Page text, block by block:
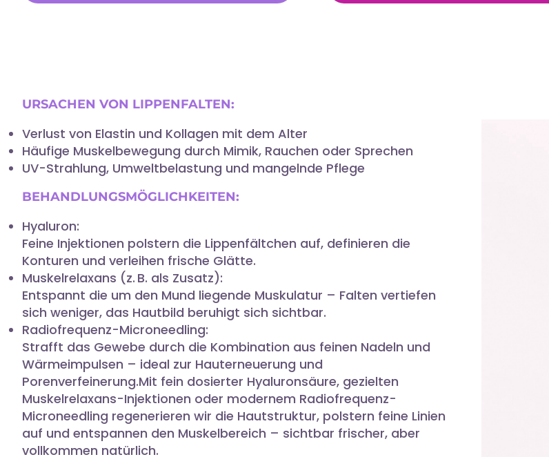
URSACHEN VON LIPPENFALTEN:
Verlust von Elastin und Kollagen mit dem Alter
Häufige Muskelbewegung durch Mimik, Rauchen oder Sprechen
UV-Strahlung, Umweltbelastung und mangelnde Pflege
BEHANDLUNGSMÖGLICHKEITEN:
Hyaluron:
Feine Injektionen polstern die Lippenfältchen auf, definieren die
Konturen und verleihen frische Glätte.
Muskelrelaxans (z. B. als Zusatz):
Entspannt die um den Mund liegende Muskulatur – Falten vertiefen
sich weniger, das Hautbild beruhigt sich sichtbar.
Radiofrequenz-Microneedling:
Strafft das Gewebe durch die Kombination aus feinen Nadeln und
Wärmeimpulsen – ideal zur Hauterneuerung und
Porenverfeinerung.Mit fein dosierter Hyaluronsäure, gezielten
Muskelrelaxans-Injektionen oder modernem Radiofrequenz-
Microneedling regenerieren wir die Hautstruktur, polstern feine Linien
auf und entspannen den Muskelbereich – sichtbar frischer, aber
vollkommen natürlich.